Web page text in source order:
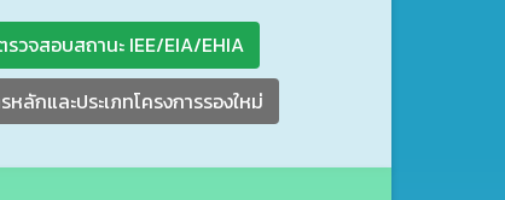
วจสอบสถานะ IEE/EIA/EHIA
หลักและประเภทโครงการรองใหม่